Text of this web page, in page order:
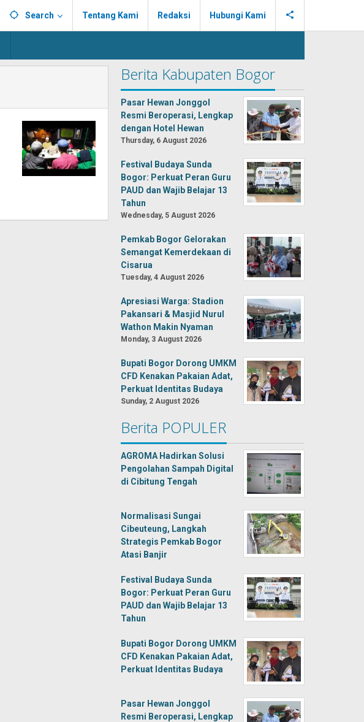
Search Tentang Kami Redaksi Hubungi Kami
Berita Kabupaten Bogor
Pasar Hewan Jonggol
Resmi Beroperasi, Lengkap
dengan Hotel Hewan
Thursday, 6 August 2026
Festival Budaya Sunda
Bogor: Perkuat Peran Guru
PAUD dan Wajib Belajar 13
Tahun
Wednesday, 5 August 2026
Pemkab Bogor Gelorakan
Semangat Kemerdekaan di
Cisarua
Tuesday, 4 August 2026
Apresiasi Warga: Stadion
Pakansari & Masjid Nurul
Wathon Makin Nyaman
Monday, 3 August 2026
Bupati Bogor Dorong UMKM
CFD Kenakan Pakaian Adat,
Perkuat Identitas Budaya
Sunday, 2 August 2026
Berita POPULER
AGROMA Hadirkan Solusi
Pengolahan Sampah Digital
di Cibitung Tengah
Normalisasi Sungai
Cibeuteung, Langkah
Strategis Pemkab Bogor
Atasi Banjir
Festival Budaya Sunda
Bogor: Perkuat Peran Guru
PAUD dan Wajib Belajar 13
Tahun
Bupati Bogor Dorong UMKM
CFD Kenakan Pakaian Adat,
Perkuat Identitas Budaya
Pasar Hewan Jonggol
Resmi Beroperasi, Lengkap